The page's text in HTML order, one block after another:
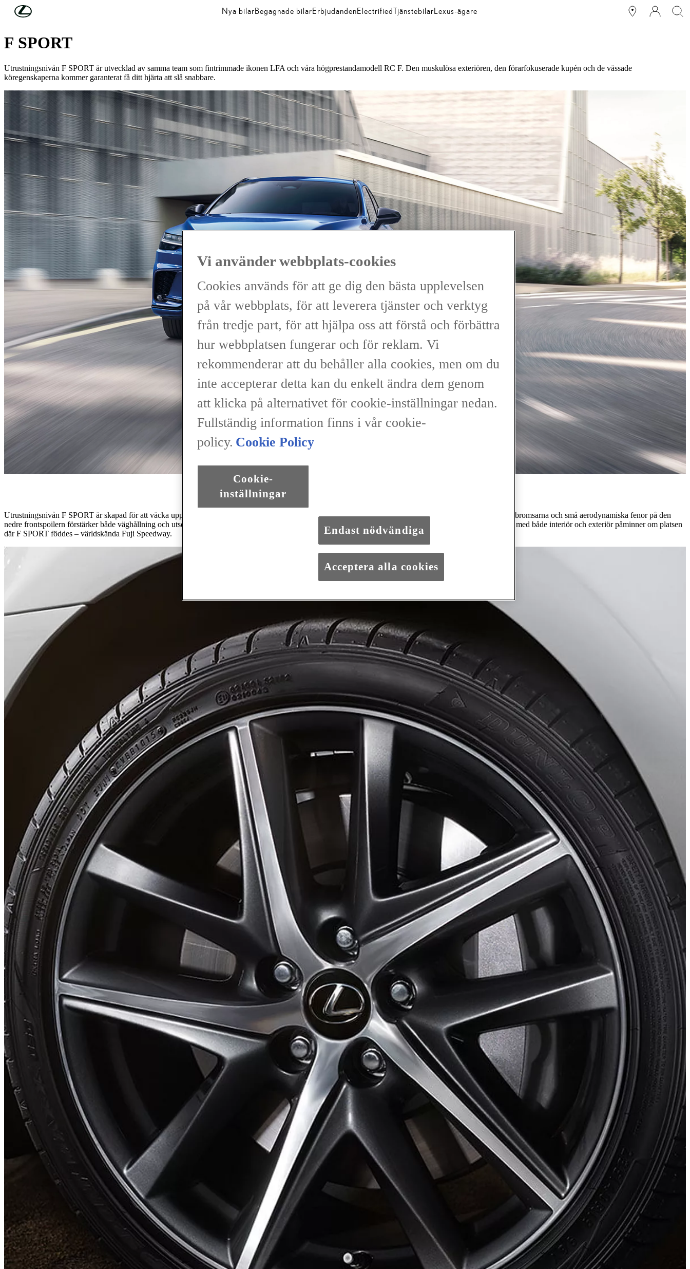
Hoppa till huvudinnehåll Nya bilarBegagnade bilarErbjudandenElectrifiedTjänstebilarLexus-ägare
PRESTANDA
F SPORT
Utrustningsnivån F SPORT är utvecklad av samma team som fintrimmade ikonen LFA och våra högprestandamodell RC F. Den muskulösa exteriören, den förarfokuserade kupén och de vässade
köregenskaperna kommer garanterat få ditt hjärta att slå snabbare.
F SPORT exteriör design
Utrustningsnivån F SPORT är skapad för att väcka uppmärksamhet genom den distinkta spindelgrillen och skimrande kromade detaljerna. Kylluftsinsläpp för bromsarna och små aerodynamiska fenor på den
nedre frontspoilern förstärker både väghållning och utseende. Dessutom ingår även unika F SPORT lättmetallfälgar och diskreta F SPORT emblem som längs med både interiör och exteriör påminner om platsen
där F SPORT föddes – världskända Fuji Speedway.
Vi använder webbplats-cookies
Cookies används för att ge dig den bästa upplevelsen
på vår webbplats, för att leverera tjänster och verktyg
från tredje part, för att hjälpa oss att förstå och förbättra
hur webbplatsen fungerar och för reklam. Vi
rekommenderar att du behåller alla cookies, men om du
inte accepterar detta kan du enkelt ändra dem genom
att klicka på alternativet för cookie-inställningar nedan.
Fullständig information finns i vår cookie-
policy. Cookie Policy
Cookie-
inställningar
Endast nödvändiga
Acceptera alla cookies